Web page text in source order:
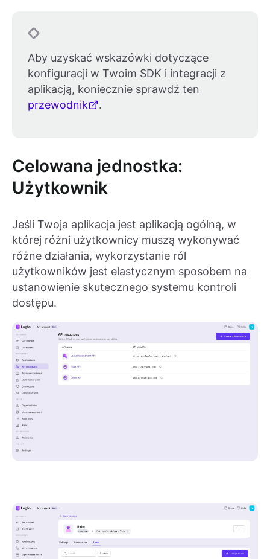
Aby uzyskać wskazówki dotyczące
konfiguracji w Twoim SDK i integracji z
aplikacją, koniecznie sprawdź ten
przewodnik
.
Celowana jednostka:
Użytkownik
Jeśli Twoja aplikacja jest aplikacją ogólną, w
której różni użytkownicy muszą wykonywać
różne działania, wykorzystanie ról
użytkowników jest elastycznym sposobem na
ustanowienie skutecznego systemu kontroli
dostępu.